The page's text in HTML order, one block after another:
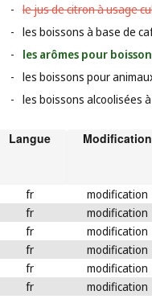
- le jus de citron à usage
- les boissons à base de
-
les arômes pour
- les boissons pour
- les boissons alcoolisées
Langue Modification
fr
modification
fr
modification
fr
modification
fr
modification
fr
modification
fr
modification